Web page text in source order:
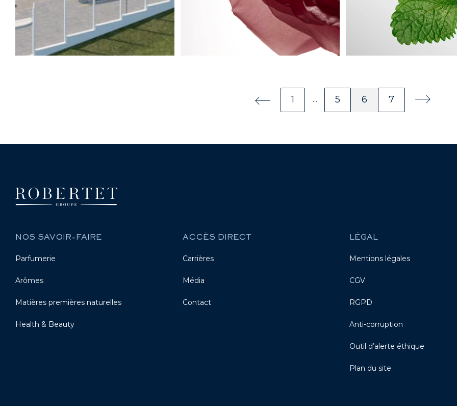
Page précédente
Page numéro
1 Autre pages
...
Page numéro
5 Page numéro
6 Page numéro
7 Page
NOS SAVOIR-FAIRE
Parfumerie
Arômes
Matières premières naturelles
Health & Beauty
ACCÈS DIRECT
Carrières
Média
Contact
LÉGAL
Mentions légales
CGV
RGPD
Anti-corruption
Outil d’alerte éthique
Plan du site